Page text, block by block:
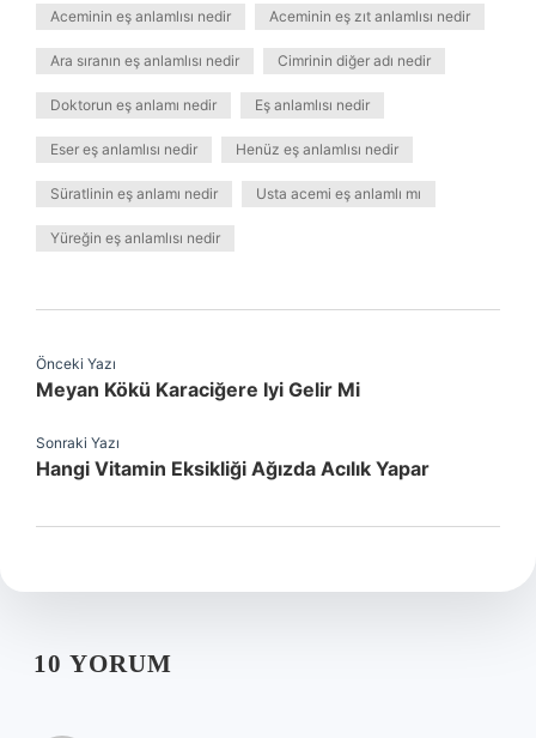
Aceminin eş anlamlısı nedir Aceminin eş zıt anlamlısı nedir
Ara sıranın eş anlamlısı nedir Cimrinin diğer adı nedir
Doktorun eş anlamı nedir Eş anlamlısı nedir
Eser eş anlamlısı nedir Henüz eş anlamlısı nedir
Süratlinin eş anlamı nedir Usta acemi eş anlamlı mı
Yüreğin eş anlamlısı nedir
Önceki Yazı
Meyan Kökü Karaciğere Iyi Gelir Mi
Sonraki Yazı
Hangi Vitamin Eksikliği Ağızda Acılık Yapar
10 YORUM